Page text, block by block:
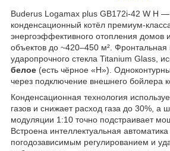
Buderus Logamax plus GB172i-42 W H
конденсационный котёл премиум-
энергоэффективного отопления домов
объектов до ~420–450 м². Фронтальная
ударопрочного стекла Titanium Glass,
белое (есть чёрное «H»).
через подключение внешнего бойлера
Конденсационная технология
газов и снижает расход газа до 30%, а
модуляции 1:10 точно подстраивает
Встроена интеллектуальная автоматика
погодозависимым регулированием и